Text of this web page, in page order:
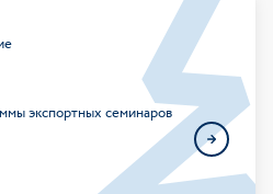
экспортных семинаров